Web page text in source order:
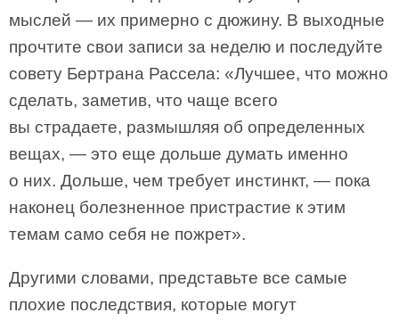
мыслей — их примерно с дюжину. В выходные
прочтите свои записи за неделю и последуйте
совету Бертрана Рассела: «Лучшее, что можно
сделать, заметив, что чаще всего
вы страдаете, размышляя об определенных
вещах, — это еще дольше думать именно
о них. Дольше, чем требует инстинкт, — пока
наконец болезненное пристрастие к этим
темам само себя не пожрет».
Другими словами, представьте все самые
плохие последствия, которые могут